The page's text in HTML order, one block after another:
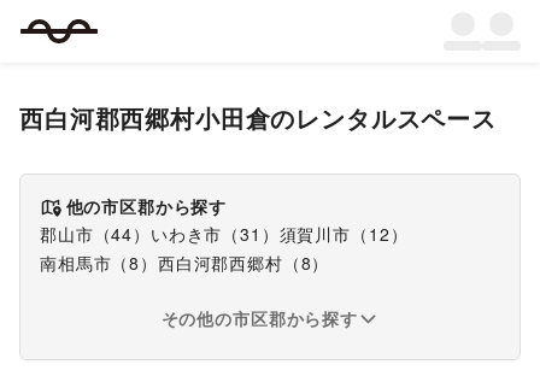
西白河郡西郷村小田倉のレンタルスペース
他の市区郡から探す
郡山市 （44） いわき市 （31 ） 須賀川市 （ 12 ）
南相馬市 （8 ） 西白河郡西郷村 （8）
その他の市区郡から探す